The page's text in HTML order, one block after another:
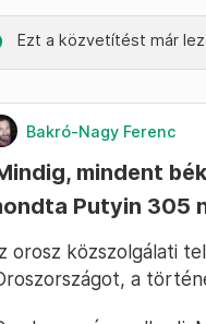
Ezt a közvetítést már
Bakró-Nagy Ferenc
mindent
Putyin 305
orosz közszolgálati
a